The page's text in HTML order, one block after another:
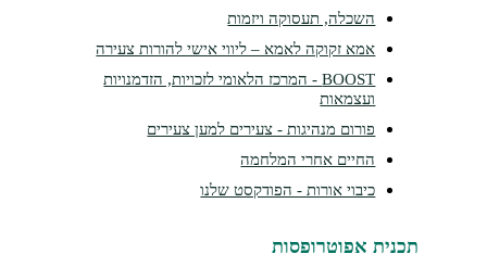
השכלה, תעסוקה ויזמות
אמא זקוקה לאמא – ליווי אישי להורות צעירה
BOOST - המרכז הלאומי לזכויות, הזדמנויות
פורום מנהיגות - צעירים למען צעירים
החיים אחרי המלחמה
כיבוי אורות - הפודקסט שלנו
אפוטרופסות